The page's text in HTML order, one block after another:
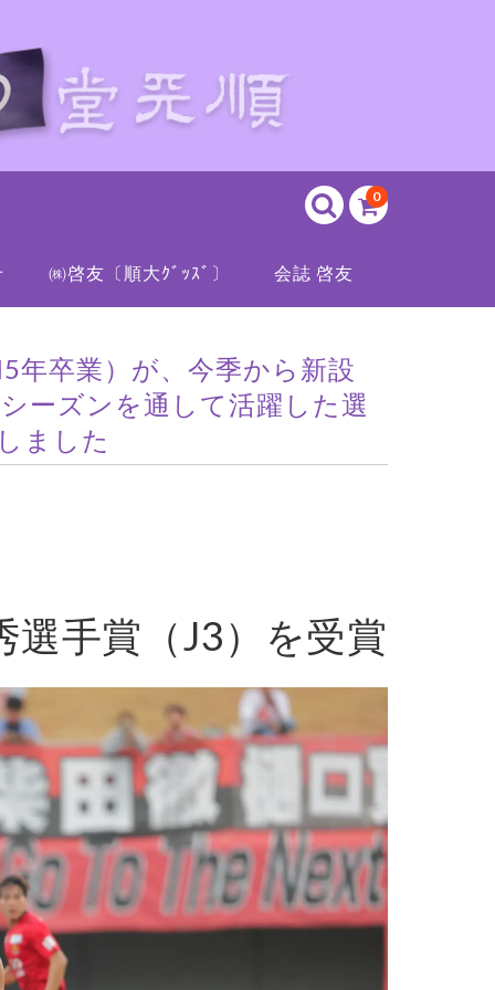
0
㈱啓友〔順大ｸﾞｯｽﾞ〕 会誌 啓友
年卒業）が、今季から新設
ーズンを通して活躍した選
ました
選手賞（J3）を受賞